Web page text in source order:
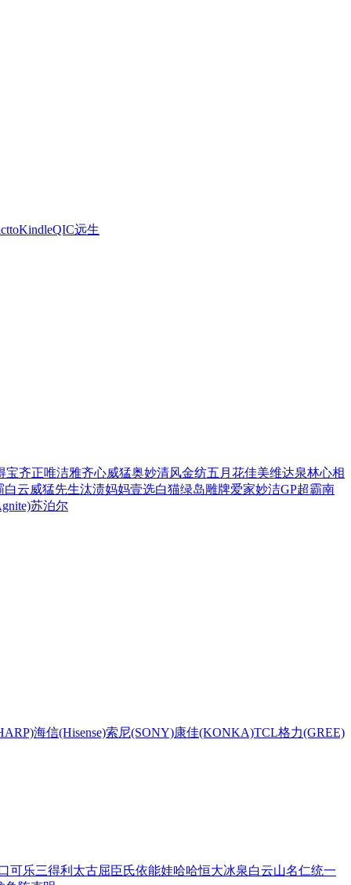
KindleQIC远生
宝齐正唯洁雅齐心威猛奥妙清风金纺五月花佳美维达泉林心相
白云威猛先生汰渍妈妈壹选白猫绿岛雕牌爱家妙洁GP超霸南
苏泊尔
海信(Hisense)索尼(SONY)康佳(KONKA)TCL格力(GREE)
可乐三得利 太古屈臣氏依能娃哈哈恒大冰泉白云山名仁统一